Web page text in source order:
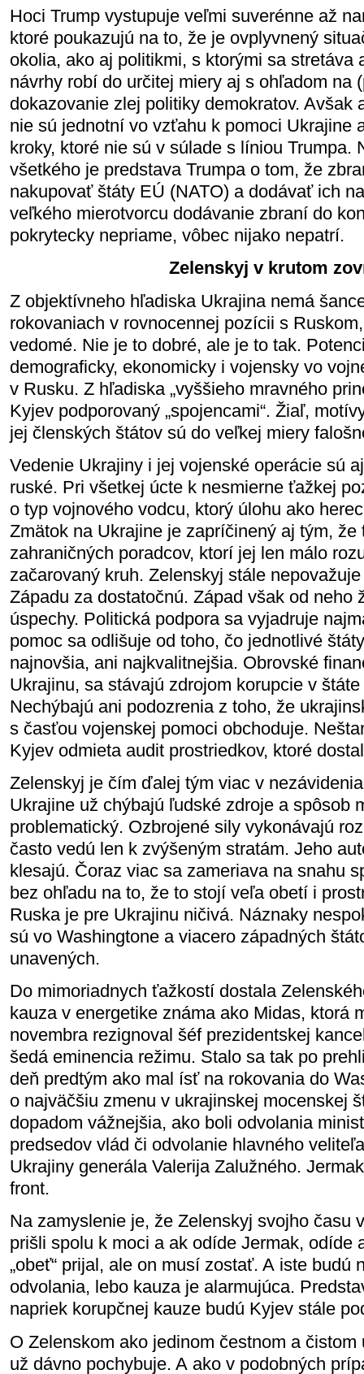
Hoci Trump vystupuje veľmi suverénne až
ktoré poukazujú na to, že je ovplyvnený
okolia, ako aj politikmi, s ktorými sa stretáva
návrhy robí do určitej miery aj s ohľadom na
dokazovanie zlej politiky demokratov. Avšak
nie sú jednotní vo vzťahu k pomoci Ukrajine
kroky, ktoré nie sú v súlade s líniou Trumpa.
všetkého je predstava Trumpa o tom, že
nakupovať štáty EÚ (NATO) a dodávať ich
veľkého mierotvorcu dodávanie zbraní do
pokrytecky nepriame, vôbec nijako nepatrí.
Zelenskyj v krutom
Z objektívneho hľadiska Ukrajina nemá
rokovaniach v rovnocennej pozícii s
vedomé. Nie je to dobré, ale je to tak.
demograficky, ekonomicky i vojensky vo
v Rusku. Z hľadiska „vyššieho mravného
Kyjev podporovaný „spojencami“. Žiaľ,
jej členských štátov sú do veľkej miery
Vedenie Ukrajiny i jej vojenské operácie sú
ruské. Pri všetkej úcte k nesmierne ťažkej
o typ vojnového vodcu, ktorý úlohu ako
Zmätok na Ukrajine je zapríčinený aj tým,
zahraničných poradcov, ktorí jej len málo
začarovaný kruh. Zelenskyj stále
Západu za dostatočnú. Západ však od neho
úspechy. Politická podpora sa vyjadruje
pomoc sa odlišuje od toho, čo jednotlivé
najnovšia, ani najkvalitnejšia. Obrovské
Ukrajinu, sa stávajú zdrojom korupcie v
Nechýbajú ani podozrenia z toho, že
s časťou vojenskej pomoci obchoduje.
Kyjev odmieta audit prostriedkov, ktoré
Zelenskyj je čím ďalej tým viac v
Ukrajine už chýbajú ľudské zdroje a spôsob
problematický. Ozbrojené sily vykonávajú
často vedú len k zvýšeným stratám. Jeho
klesajú. Čoraz viac sa zameriava na snahu
bez ohľadu na to, že to stojí veľa obetí i
Ruska je pre Ukrajinu ničivá. Náznaky
sú vo Washingtone a viacero západných
unavených.
Do mimoriadnych ťažkostí dostala
kauza v energetike známa ako Midas, ktorá
novembra rezignoval šéf prezidentskej
šedá eminencia režimu. Stalo sa tak po
deň predtým ako mal ísť na rokovania do
o najväčšiu zmenu v ukrajinskej mocenskej
dopadom vážnejšia, ako boli odvolania
predsedov vlád či odvolanie hlavného
Ukrajiny generála Valerija Zalužného.
front.
Na zamyslenie je, že Zelenskyj svojho času
prišli spolu k moci a ak odíde Jermak, odíde
„obeť“ prijal, ale on musí zostať. A iste budú
odvolania, lebo kauza je alarmujúca.
napriek korupčnej kauze budú Kyjev stále
O Zelenskom ako jedinom čestnom a
už dávno pochybuje. A ako v podobných